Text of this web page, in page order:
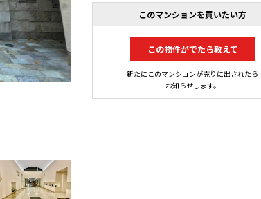
このマンションを買いたい方
この物件がでたら教えて
新たにこのマンションが売りに出されたら
お知らせします。